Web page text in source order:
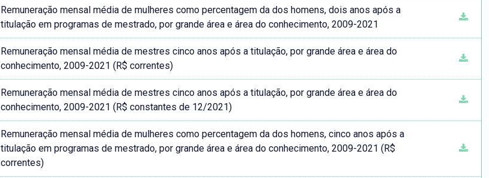
Remuneração mensal média de mulheres como percentagem da dos homens, dois anos após a
titulação em programas de mestrado, por grande área e área do conhecimento, 2009-2021
Remuneração mensal média de mestres cinco anos após a titulação, por grande área e área do
conhecimento, 2009-2021 (R$ correntes)
Remuneração mensal média de mestres cinco anos após a titulação, por grande área e área do
conhecimento, 2009-2021 (R$ constantes de 12/2021)
Remuneração mensal média de mulheres como percentagem da dos homens, cinco anos após a
titulação em programas de mestrado, por grande área e área do conhecimento, 2009-2021 (R$
correntes)